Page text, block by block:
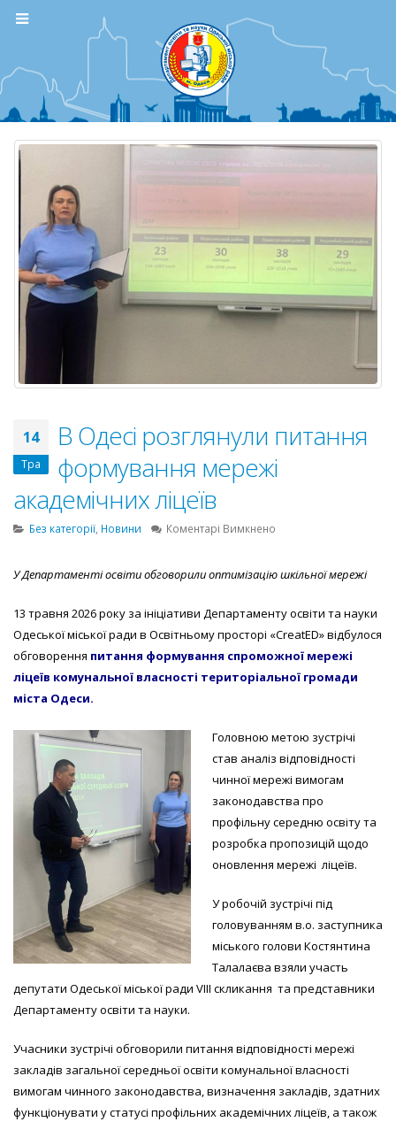
14
Тра
В Одесі розглянули питання
формування мережі
академічних ліцеїв
Без категорії, Новини Коментарі Вимкнено
розглянули
формування
мережі
академічних
ліцеїв
У Департаменті освіти обговорили оптимізацію шкільної мережі
13 травня 2026 року за ініціативи Департаменту освіти та науки
Одеської міської ради в Освітньому просторі «CreatED» відбулося
обговорення питання формування спроможної мережі
ліцеїв комунальної власності територіальної громади
міста Одеси.
Головною метою зустрічі
став аналіз відповідності
чинної мережі вимогам
законодавства про
профільну середню освіту та
розробка пропозицій щодо
оновлення мережі ліцеїв.
У робочій зустрічі під
головуванням в.о. заступника
міського голови Костянтина
Талалаєва взяли участь
депутати Одеської міської ради VIII скликання та представники
Департаменту освіти та науки.
Учасники зустрічі обговорили питання відповідності мережі
закладів загальної середньої освіти комунальної власності
вимогам чинного законодавства, визначення закладів, здатних
функціонувати у статусі профільних академічних ліцеїв, а також